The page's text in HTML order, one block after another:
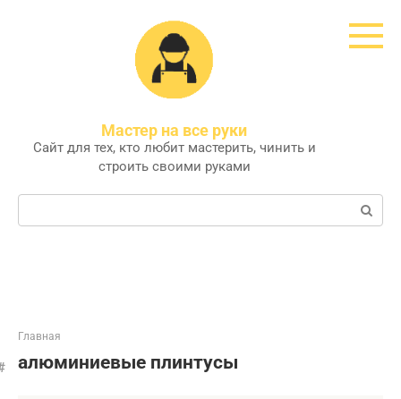
Мастер на все руки
Сайт для тех, кто любит мастерить, чинить и
строить своими руками
Поиск:
Главная
алюминиевые плинтусы